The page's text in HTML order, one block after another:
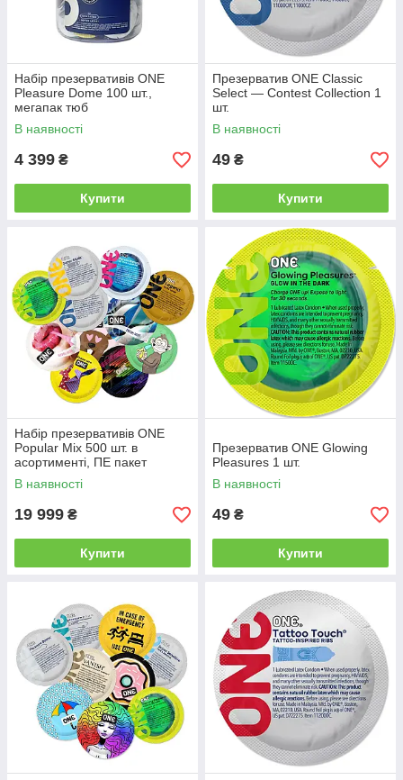
Набір презервативів ONE
Pleasure Dome 100 шт.,
мегапак тюб
В наявності
4 399 ₴
Купити
Презерватив ONE Classic
Select — Contest Collection 1
шт.
В наявності
49 ₴
Купити
Набір презервативів ONE
Popular Mix 500 шт. в
асортименті, ПЕ пакет
В наявності
19 999 ₴
Купити
Презерватив ONE Glowing
Pleasures 1 шт.
В наявності
49 ₴
Купити